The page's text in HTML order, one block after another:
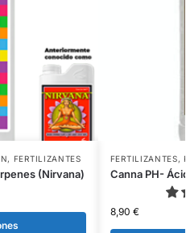
, FERTILIZANTES
(Nirvana)
FERTILIZANTES,
Canna PH-
8,90 €